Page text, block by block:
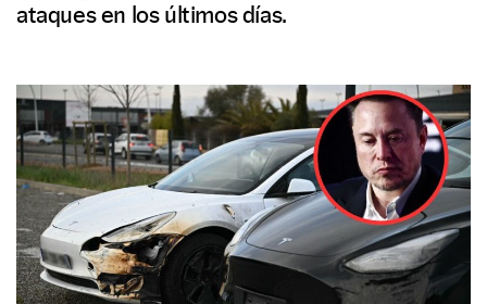
ataques en los últimos días.